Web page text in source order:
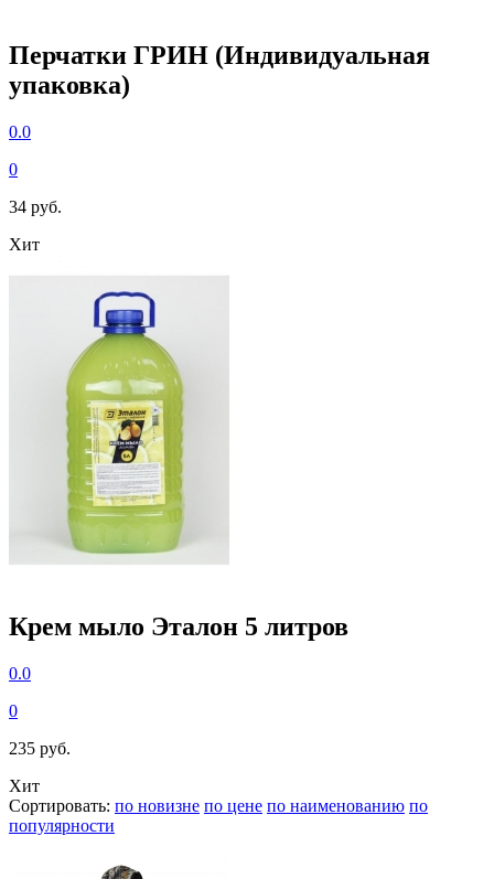
Перчатки ГРИН (Индивидуальная
упаковка)
0.0
0
34 руб.
Хит
Крем мыло Эталон 5 литров
0.0
0
235 руб.
Хит
Сортировать: по новизне по цене по наименованию по
популярности